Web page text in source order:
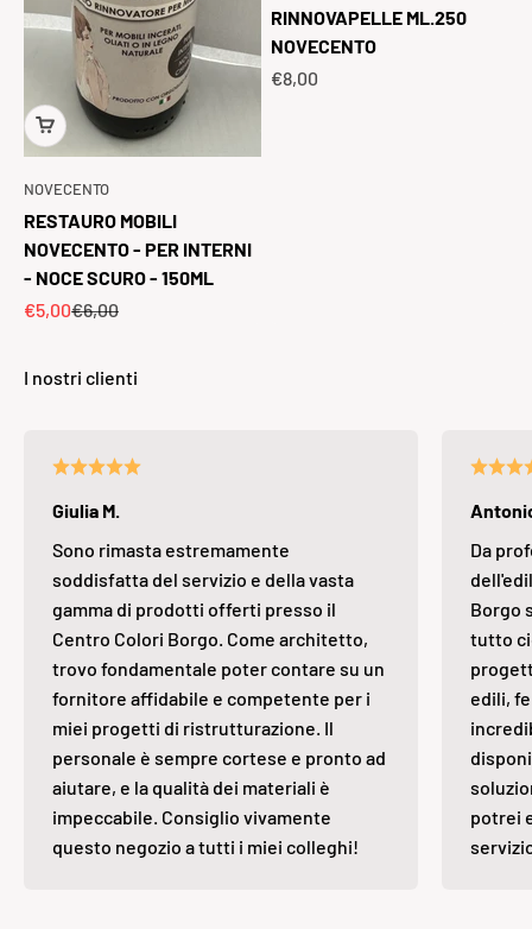
NOVECENTO
RESTAURO MOBILI
NOVECENTO - PER INTERNI
- NOCE SCURO - 150ML
Prezzo scontato
€5,00Prezzo
€6,00
RINNOVAPELLE ML.250
NOVECENTO
Prezzo scontato
€8,00
Giulia M.
Sono rimasta estremamente
soddisfatta del servizio e della vasta
gamma di prodotti offerti presso il
Centro Colori Borgo. Come architetto,
trovo fondamentale poter contare su un
fornitore affidabile e competente per i
miei progetti di ristrutturazione. Il
personale è sempre cortese e pronto ad
aiutare, e la qualità dei materiali è
impeccabile. Consiglio vivamente
questo negozio a tutti i miei colleghi!
Da
Borgo
tutto
edili,
potrei